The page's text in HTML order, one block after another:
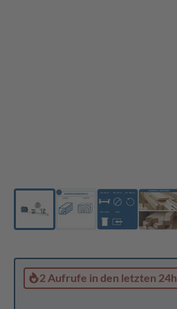
2 Aufrufe in den letzten 24h